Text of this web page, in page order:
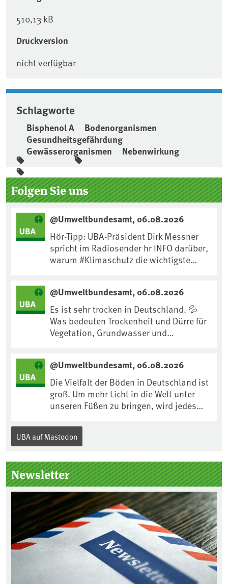
510,13 kB
Druckversion
nicht verfügbar
Schlagworte
Bisphenol A
Bodenorganismen
Gesundheitsgefährdung
Gewässerorganismen
Nebenwirkung
Seitenleiste
Folgen Sie uns
@Umweltbundesamt, 06.08.2026
Hör-Tipp: UBA-Präsident Dirk Messner
spricht im Radiosender hr INFO darüber,
warum #Klimaschutz die wichtigste
https://www.ardsounds.de/episode/urn
:ard:episode:0e7cf1c4b819c26d/
@Umweltbundesamt, 06.08.2026
Es ist sehr trocken in Deutschland. 💦
Was bedeuten Trockenheit und Dürre für
Vegetation, Grundwasser und
anpassen?🤔Antworten auf diese und
weitere Fragen auf unserer Webseite:
www.uba.de/trockenheit #Trockenheit
#Klimawandel
@Umweltbundesamt, 06.08.2026
Die Vielfalt der Böden in Deutschland ist
groß. Um mehr Licht in die Welt unter
unseren Füßen zu bringen, wird jedes
Internationalen Tag des Bodens, der
„Boden des Jahres“ vorgestellt. Das UBA
Kuratorium, wie wird der Boden des
Jahres ausgewählt und was passiert
eigentlich während eines solchen
Bodenjahres? Infos dazu gibt es im
aktuellen Podcast „Soilcast“. Jetzt
reinhören:
https://soilcast.de/interview/sc202-
interview-die-kuer-der-krume/
UBA auf Mastodon
Newsletter